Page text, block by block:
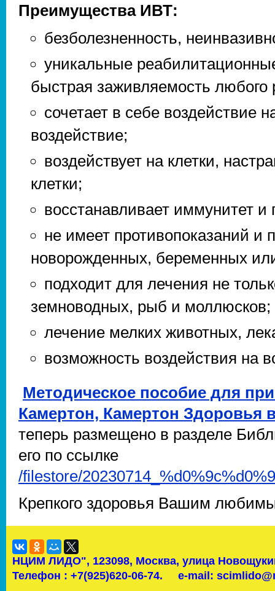
Преимущества ИВТ:
безболезненность,
уникальные
быстрая заживляемость любого
сочетает в себе воздействие
воздействие;
воздействует на клетки,
клетки;
восстанавливает иммунитет
не имеет противопоказаний
новорожденных, беременных
подходит для лечения не
земноводных, рыб и моллюсков;
лечение мелких животных,
возможность воздействия на
Методическое пособие для
Камертон, Камертон Здоровья
теперь размещено в разделе
его по ссылке
/filestore/
Крепкого здоровья Вашим
НЦИМ ЛИДО", 123098, Москва, улица
Телефон : +7(925)620-06-74.
e-mail: